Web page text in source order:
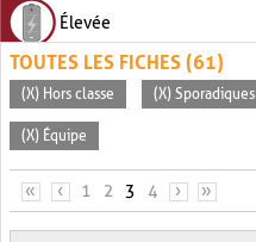
Élevée
TOUTES LES FICHES (61)
(X) Hors classe (X) Sporadiques
(X) Équipe
PAGES
« ‹ 1 2 3 4 › »